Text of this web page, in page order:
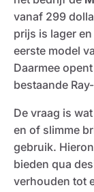
vanaf 299
prijs is lager
eerste model
Daarmee
bestaande
De vraag is
en of slimme
gebruik.
bieden qua
verhouden tot